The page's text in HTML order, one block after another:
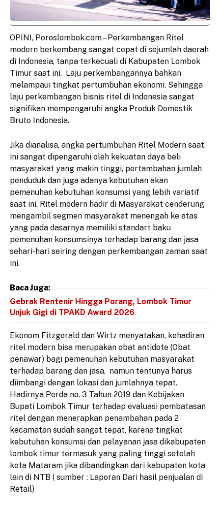
OPINI, Poroslombok.com – Perkembangan Ritel
modern berkembang sangat cepat di sejumlah daerah
di Indonesia, tanpa terkecuali di Kabupaten Lombok
Timur saat ini. Laju perkembangannya bahkan
melampaui tingkat pertumbuhan ekonomi. Sehingga
laju perkembangan bisnis ritel di Indonesia sangat
signifikan mempengaruhi angka Produk Domestik
Bruto Indonesia.
Jika dianalisa, angka pertumbuhan Ritel Modern saat
ini sangat dipengaruhi oleh kekuatan daya beli
masyarakat yang makin tinggi, pertambahan jumlah
penduduk dan juga adanya kebutuhan akan
pemenuhan kebutuhan konsumsi yang lebih variatif
saat ini. Ritel modern hadir di Masyarakat cenderung
mengambil segmen masyarakat menengah ke atas
yang pada dasarnya memiliki standart baku
pemenuhan konsumsinya terhadap barang dan jasa
sehari-hari seiring dengan perkembangan zaman saat
ini.
Baca Juga:
Gebrak Rentenir Hingga Porang, Lombok Timur
Unjuk Gigi di TPAKD Award 2026
Ekonom Fitzgerald dan Wirtz menyatakan, kehadiran
ritel modern bisa merupakan obat antidote (Obat
penawar) bagi pemenuhan kebutuhan masyarakat
terhadap barang dan jasa, namun tentunya harus
diimbangi dengan lokasi dan jumlahnya tepat.
Hadirnya Perda no. 3 Tahun 2019 dan Kebijakan
Bupati Lombok Timur terhadap evaluasi pembatasan
ritel dengan menerapkan penambahan pada 2
kecamatan sudah sangat tepat, karena tingkat
kebutuhan konsumsi dan pelayanan jasa dikabupaten
lombok timur termasuk yang paling tìnggi setelah
kota Mataram jika dibandingkan dari kabupaten kota
lain di NTB ( sumber : Laporan Dari hasil penjualan di
Retail)